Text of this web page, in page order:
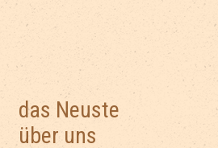
das Neuste
über uns